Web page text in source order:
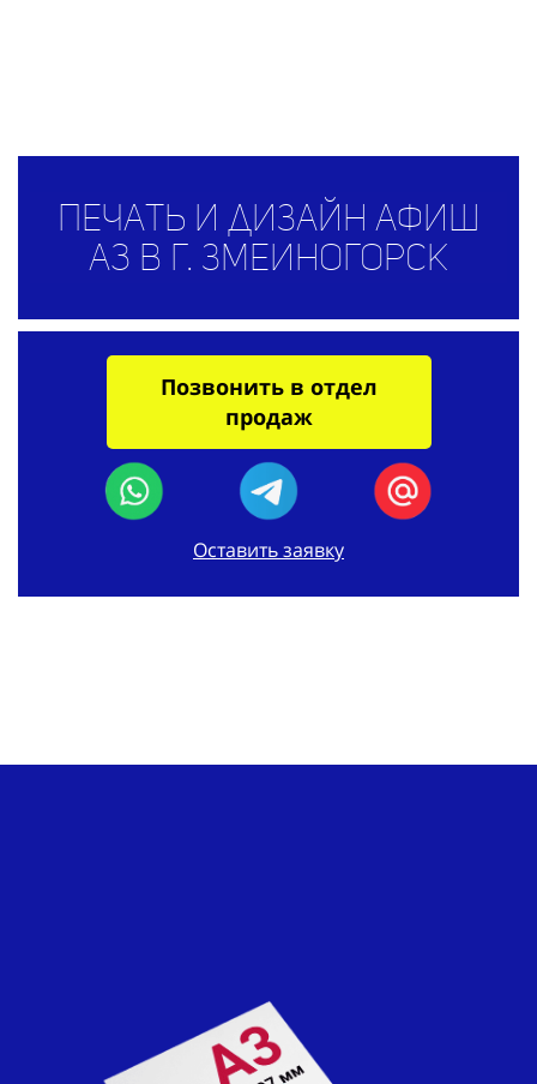
Печать и дизайн афиш
А3 в г. Змеиногорск
Позвонить в отдел
продаж
Оставить заявку